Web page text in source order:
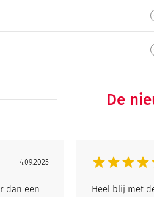
De
4.09.2025
dan een
Heel blij met